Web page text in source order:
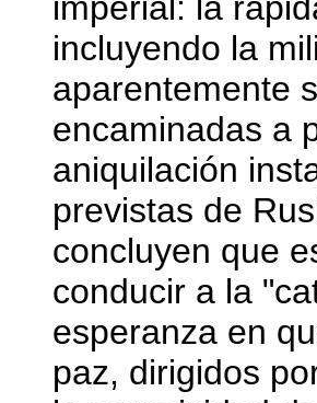
incluyendo la
aparentemente
encaminadas a
aniquilación
previstas de
concluyen que
conducir a la
esperanza en
paz, dirigidos